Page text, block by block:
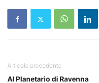
Articolo precedente
Al Planetario di Ravenna